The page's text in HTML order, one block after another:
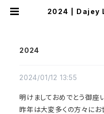
2024 | Dajey
2024
2024/01/12 13:55
明けましておめでとう御座い
昨年は大変多くの方々にお